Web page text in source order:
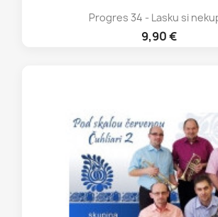
Progres 34 - Lasku si
9,90 €